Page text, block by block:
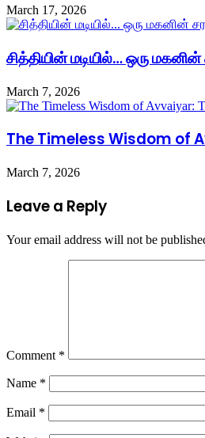
March 17, 2026
சித்தியின் மடியில்… ஒரு
March 7, 2026
The Timeless Wisdom of
March 7, 2026
Leave a Reply
Your email address will not be
Comment *
Name *
Email *